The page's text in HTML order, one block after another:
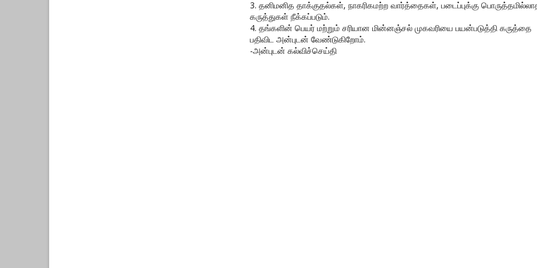
3. தனிமனித தாக்குதல்கள், நாகரிகமற்ற வார்த்தைகள், படைப்புக்கு
கருத்துகள் நீக்கப்படும்.
4. தங்களின் பெயர் மற்றும் சரியான மின்னஞ்சல் முகவரியை பயன்படுத்தி கருத்தை
பதிவிட அன்புடன் வேண்டுகிறோம்.
-அன்புடன் கல்விச்செய்தி